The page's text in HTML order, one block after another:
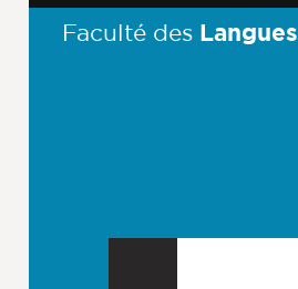
Faculté des Langues